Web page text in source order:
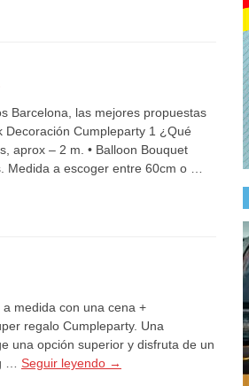
Barcelona, las mejores propuestas
Cumpleparty 1 ¿Qué
aprox – 2 m. • Balloon Bouquet
Medida a escoger entre 60cm o …
medida con una cena +
regalo Cumpleparty. Una
una opción superior y disfruta de un
… Seguir leyendo →